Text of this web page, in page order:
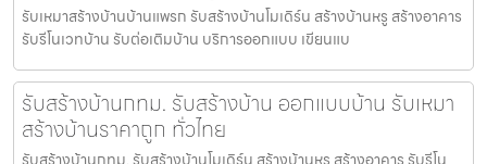
รับเหมาสร้างบ้านบ้านแพรก รับสร้างบ้านโมเดิร์น สร้างบ้านหรู สร้างอาคาร
รับรีโนเวทบ้าน รับต่อเติมบ้าน บริการออกแบบ เขียนแบ
รับสร้างบ้านกทม. รับสร้างบ้าน ออกแบบบ้าน รับเหมา
สร้างบ้านราคาถูก ทั่วไทย